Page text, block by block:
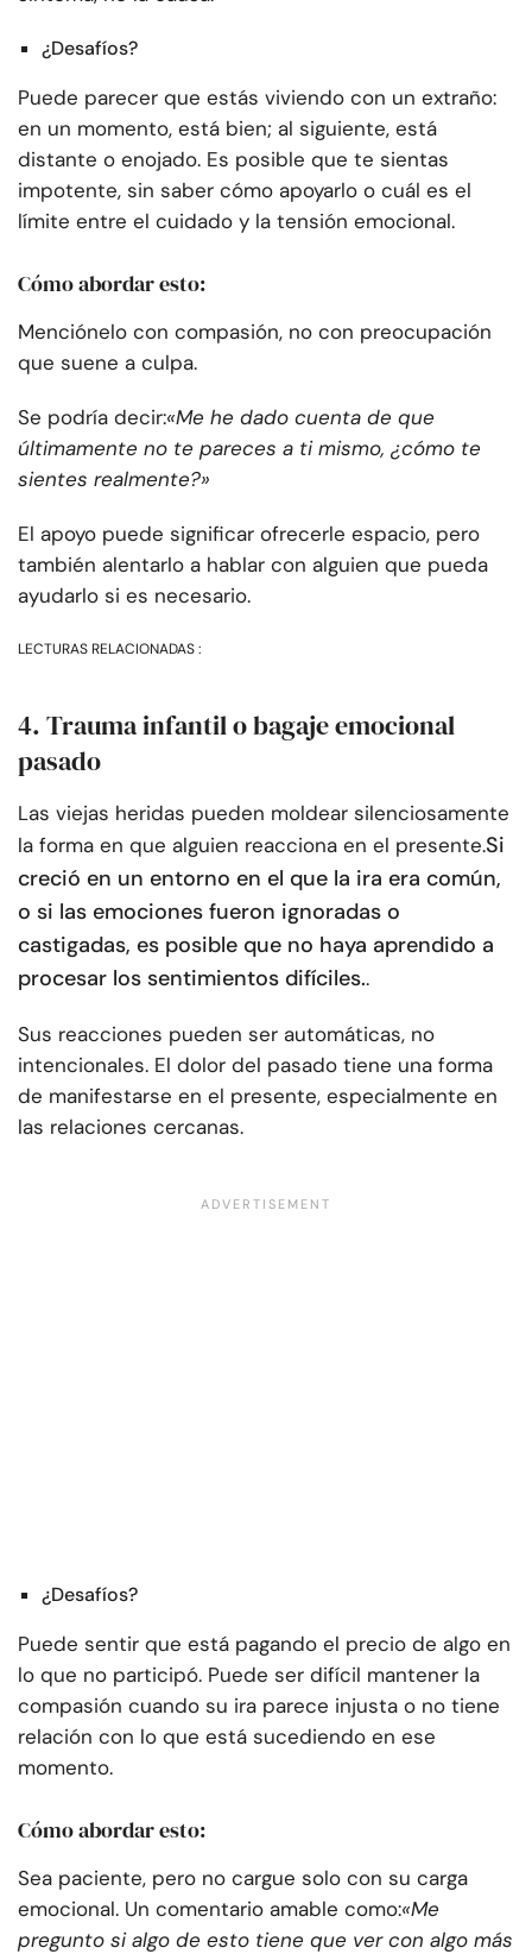
¿Desafíos?
Puede parecer que estás viviendo con un extraño:
en un momento, está bien; al siguiente, está
distante o enojado. Es posible que te sientas
impotente, sin saber cómo apoyarlo o cuál es el
límite entre el cuidado y la tensión emocional.
Cómo abordar esto:
Menciónelo con compasión, no con preocupación
que suene a culpa.
Se podría decir:«Me he dado cuenta de que
últimamente no te pareces a ti mismo, ¿cómo te
sientes realmente?»
El apoyo puede significar ofrecerle espacio, pero
también alentarlo a hablar con alguien que pueda
ayudarlo si es necesario.
LECTURAS RELACIONADAS :
4. Trauma infantil o bagaje emocional
pasado
Las viejas heridas pueden moldear silenciosamente
la forma en que alguien reacciona en el presente.Si
creció en un entorno en el que la ira era común,
o si las emociones fueron ignoradas o
castigadas, es posible que no haya aprendido a
procesar los sentimientos difíciles..
Sus reacciones pueden ser automáticas, no
intencionales. El dolor del pasado tiene una forma
de manifestarse en el presente, especialmente en
las relaciones cercanas.
¿Desafíos?
Puede sentir que está pagando el precio de algo en
lo que no participó. Puede ser difícil mantener la
compasión cuando su ira parece injusta o no tiene
relación con lo que está sucediendo en ese
momento.
Cómo abordar esto:
Sea paciente, pero no cargue solo con su carga
emocional. Un comentario amable como:«Me
pregunto si algo de esto tiene que ver con algo más